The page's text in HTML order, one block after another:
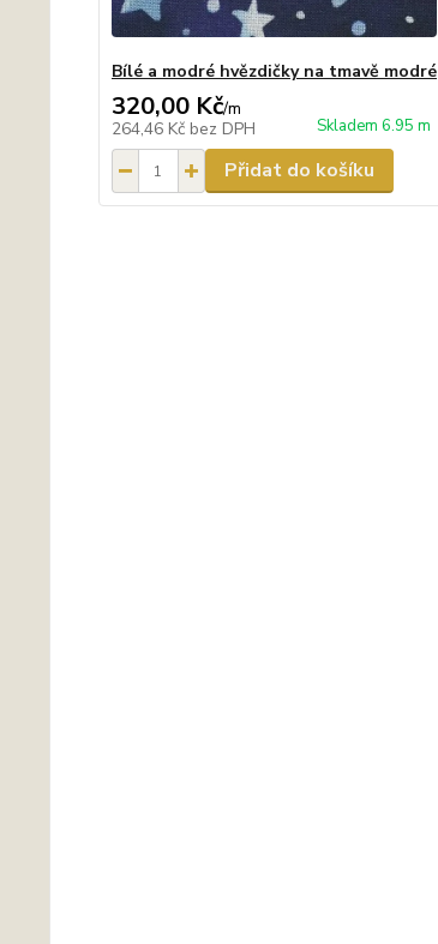
Bílé a modré hvězdičky na tmavě modré
320,00 Kč/m
264,46 Kč bez DPH Skladem 6.95 m
Přidat do košíku